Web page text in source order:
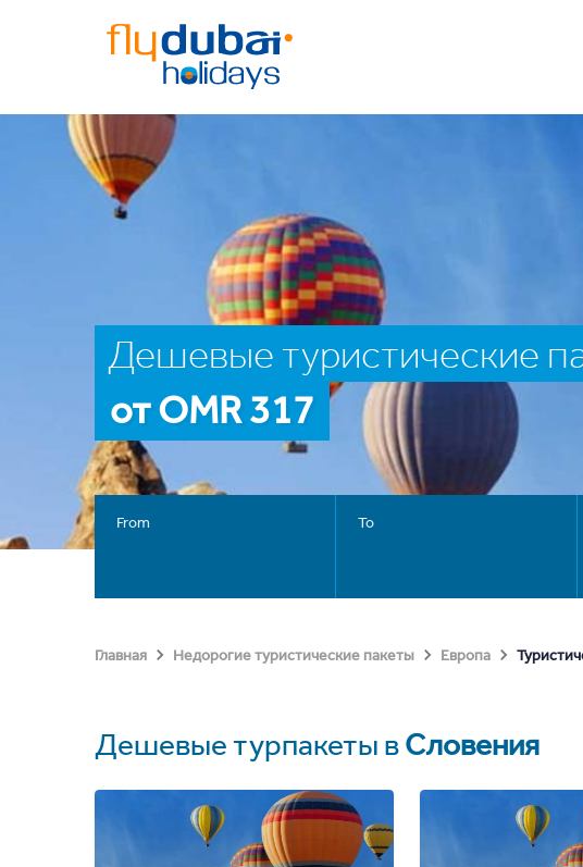
Дешевые туристические
от OMR 317
From To
Главная Недорогие туристические пакеты Европа
Дешевые турпакеты вСловения